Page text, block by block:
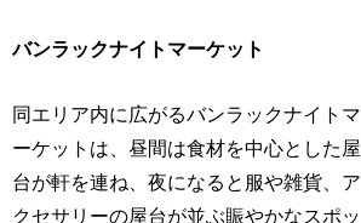
バンラックナイトマーケット
同エリア内に広がるバンラックナイトマ
ーケットは、昼間は食材を中心とした屋
台が軒を連ね、夜になると服や雑貨、ア
クセサリーの屋台が並ぶ賑やかなスポッ